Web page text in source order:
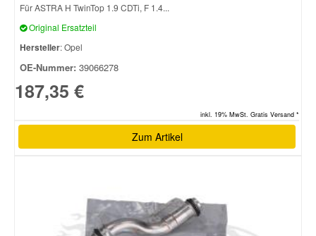
Für ASTRA H TwinTop 1.9 CDTi, F 1.4...
Original Ersatzteil
Hersteller: Opel
OE-Nummer: 39066278
187,35 €
inkl. 19% MwSt. Gratis Versand *
Zum Artikel